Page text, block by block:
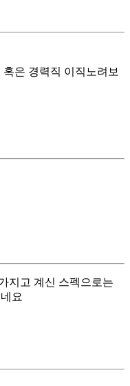
은 경력직 이직노려보
지고 계신 스펙으로는
요